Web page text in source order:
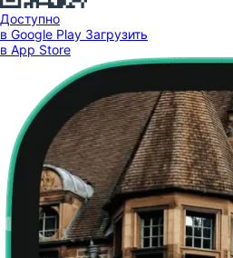
Доступно
в Google Play Загрузить
в App Store